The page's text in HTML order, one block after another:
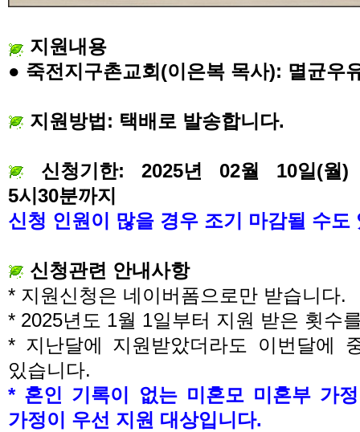
지원내용
● 죽전지구촌교회 (이은복 목사): 멸균우
지원방법 : 택배로 발송합니다.
신청기한: 2025년 02월 10일(월)
5시 30분까지
신청 인원이 많을 경우 조기 마감될 수도
신청관련 안내사항
* 지원신청은 네이버폼으로만 받습니다.
* 2025년도 1월 1일부터 지원 받은 횟수
* 지난달에 지원받았더라도 이번달에
있습니다.
* 혼인 기록이 없는 미혼모 미혼부 가
가정이 우선 지원 대상입니다.